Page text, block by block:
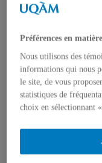
Centre
Moyen-
Conflits
Publications
Toutes les
États-Unis
Centre
Géopolitique
Moyen-
Formation
Bourses et
Préférences en
Nous utilisons des
informations qui nous
le site, de vous
statistiques de
choix en sélectionnant